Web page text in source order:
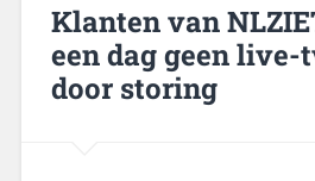
Klanten van
een dag geen
door storing